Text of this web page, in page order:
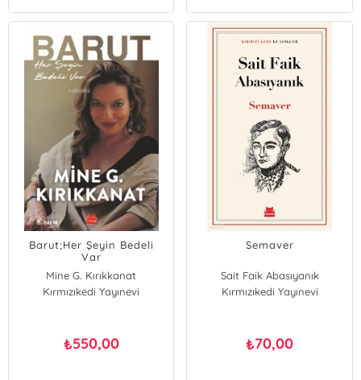
Barut;Her Şeyin Bedeli
Var
Mine G. Kırıkkanat
Kırmızıkedi Yayınevi
₺550,00
Semaver
Sait Faik Abasıyanık
Kırmızıkedi Yayınevi
₺70,00